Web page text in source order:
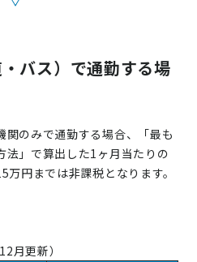
バス）で通勤する場
のみで通勤する場合、「最も
法」で算出した1ヶ月当たりの
円までは非課税となります。
月更新）